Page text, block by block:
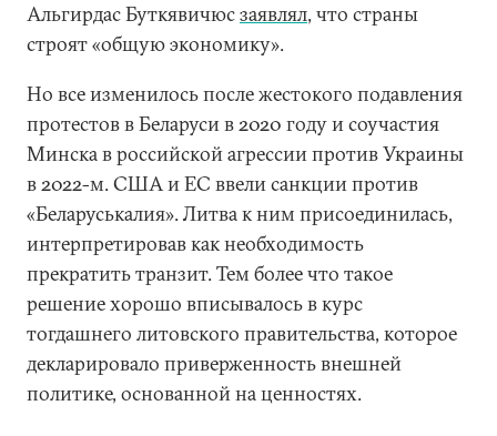
Альгирдас Буткявичюсзаявлял, что страны
строят «общую экономику».
Но все изменилось после жестокого подавления
протестов в Беларуси в 2020 году и соучастия
Минска в российской агрессии против Украины
в 2022-м. США и ЕС ввели санкции против
«Беларуськалия». Литва к ним присоединилась,
интерпретировав как необходимость
прекратить транзит. Тем более что такое
решение хорошо вписывалось в курс
тогдашнего литовского правительства, которое
декларировало приверженность внешней
политике, основанной на ценностях.